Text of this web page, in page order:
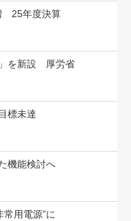
25年度決算
を新設 厚労省
標未達
機能検討へ
用電源”に